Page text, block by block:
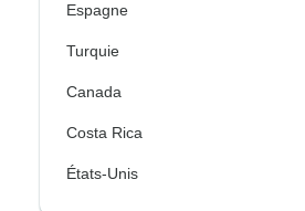
Espagne
Turquie
Canada
Costa Rica
États-Unis